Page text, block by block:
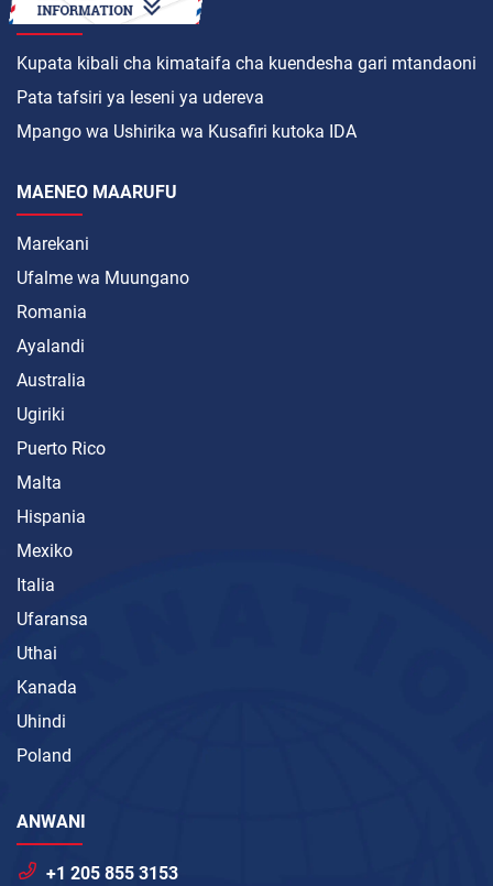
JINSI YA
Kupata kibali cha kimataifa cha kuendesha gari mtandaoni
Pata tafsiri ya leseni ya udereva
Mpango wa Ushirika wa Kusafiri kutoka IDA
MAENEO MAARUFU
Marekani
Ufalme wa Muungano
Romania
Ayalandi
Australia
Ugiriki
Puerto Rico
Malta
Hispania
Mexiko
Italia
Ufaransa
Uthai
Kanada
Uhindi
Poland
ANWANI
+1 205 855 3153